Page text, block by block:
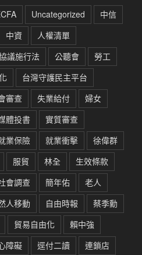
Uncategorized
中信
中資
人權清單
議施行法
公聽會
勞工
台灣守護民主平台
審查
失業給付
婦女
體投書
實質審查
業保險
就業衝擊
徐偉群
服貿
林全
生效條款
會調查
簡年佑
老人
人移動
自由時報
蔡季勳
貿易自由化
賴中強
障礙
逕付二讀 連鎖店